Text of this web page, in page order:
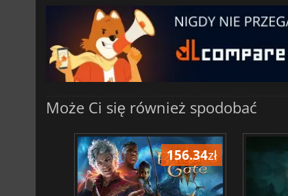
Może Ci się również spodobać
156.34zł